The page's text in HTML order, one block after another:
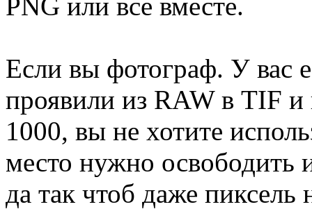
Если вы фотограф. У вас
проявили из RAW в TIF и
1000, вы не хотите
место нужно освободить
да так чтоб даже пиксель